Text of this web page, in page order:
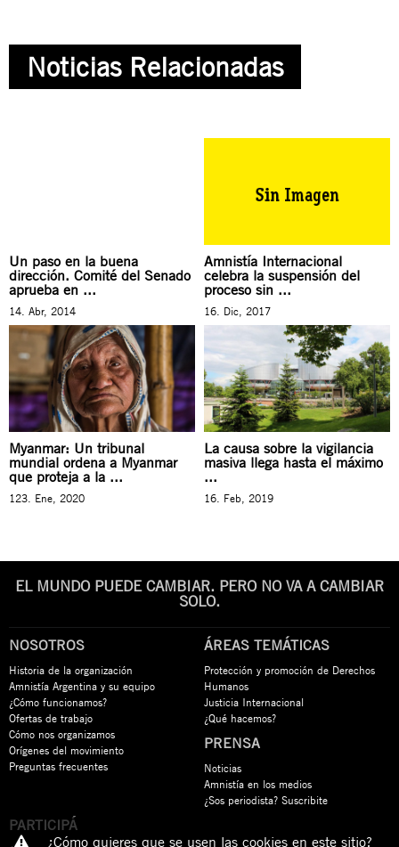
Noticias Relacionadas
Un paso en la buena
dirección. Comité del Senado
aprueba en ...
14. Abr, 2014
Amnistía Internacional
celebra la suspensión del
proceso sin ...
16. Dic, 2017
Myanmar: Un tribunal
mundial ordena a Myanmar
que proteja a la ...
123. Ene, 2020
La causa sobre la vigilancia
masiva llega hasta el máximo
...
16. Feb, 2019
EL MUNDO PUEDE CAMBIAR. PERO NO VA A CAMBIAR
SOLO.
NOSOTROS
Historia de la organización
Amnistía Argentina y su equipo
¿Cómo funcionamos?
Ofertas de trabajo
Cómo nos organizamos
Orígenes del movimiento
Preguntas frecuentes
ÁREAS TEMÁTICAS
Protección y promoción de Derechos
Humanos
Justicia Internacional
¿Qué hacemos?
PRENSA
Noticias
Amnistía en los medios
¿Sos periodista? Suscribite
PARTICIPÁ
¿Cómo quieres que se usen las cookies en este sitio?